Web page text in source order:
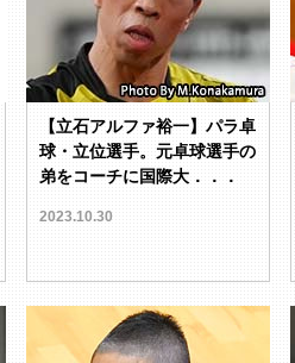
【立石アルファ裕一】パラ卓
球・立位選手。元卓球選手の
弟をコーチに国際大．．．
2023.10.30